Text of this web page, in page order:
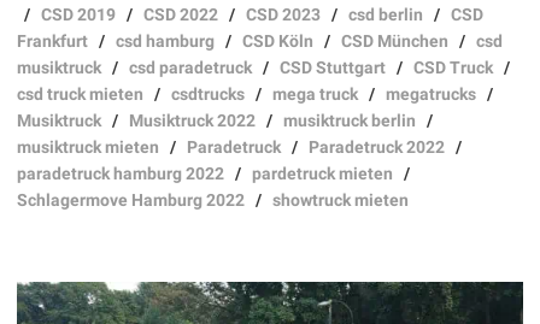
/CSD 2019 /CSD 2022 /CSD 2023 /csd berlin /CSD
Frankfurt /csd hamburg /CSD Köln /CSD München /csd
musiktruck/csd paradetruck/CSD Stuttgart /CSD Truck/
csd truck mieten /csdtrucks /mega truck/megatrucks /
Musiktruck/ Musiktruck 2022 /musiktruck berlin /
musiktruck mieten / Paradetruck/ Paradetruck 2022 /
paradetruck hamburg 2022 /pardetruck mieten /
Schlagermove Hamburg 2022 /showtruck mieten